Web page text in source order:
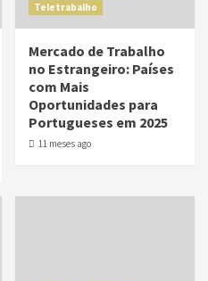
Teletrabalho
Mercado de Trabalho
no Estrangeiro: Países
com Mais
Oportunidades para
Portugueses em 2025
11 meses ago